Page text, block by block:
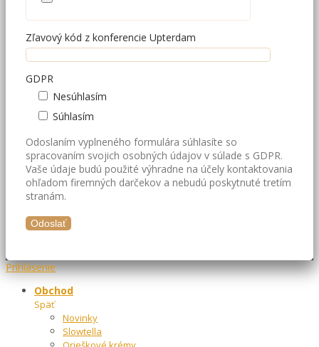
Zľavový kód z konferencie Upterdam
GDPR
Nesúhlasím
Súhlasím
Odoslaním vyplneného formulára súhlasíte so
spracovaním svojich osobných údajov v súlade s GDPR.
Vaše údaje budú použité výhradne na účely kontaktovania
ohľadom firemných darčekov a nebudú poskytnuté tretím
stranám.
Prihlásenie
Obchod
Späť
Novinky
Slowtella